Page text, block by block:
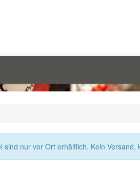
nur vor Ort erhältlich. Kein Versand,